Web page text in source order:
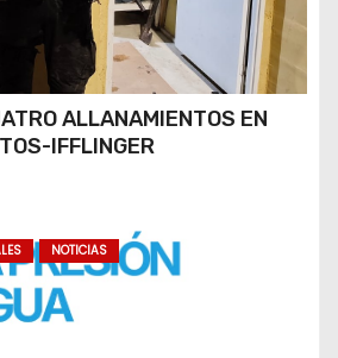
ALLANAMIENTOS EN
IFFLINGER
NOTICIAS